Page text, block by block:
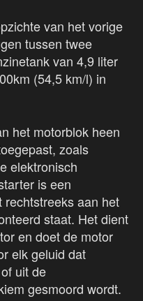
van het vorige
tussen twee
van 4,9 liter
(54,5 km/l) in
het motorblok heen
zoals
elektronisch
is een
aan het
staat. Het dient
en doet de motor
elk geluid dat
uit de
gesmoord wordt.